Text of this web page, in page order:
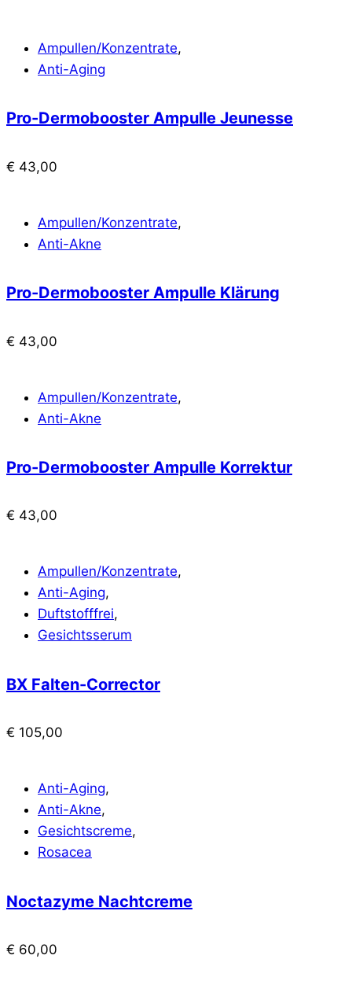
Ampullen/Konzentrate,
Anti-Aging
Pro-Dermobooster Ampulle Jeunesse
€ 43,00
Ampullen/Konzentrate,
Anti-Akne
Pro-Dermobooster Ampulle Klärung
€ 43,00
Ampullen/Konzentrate,
Anti-Akne
Pro-Dermobooster Ampulle Korrektur
€ 43,00
Ampullen/Konzentrate,
Anti-Aging,
Duftstofffrei,
Gesichtsserum
BX Falten-Corrector
€ 105,00
Anti-Aging,
Anti-Akne,
Gesichtscreme,
Rosacea
Noctazyme Nachtcreme
€ 60,00